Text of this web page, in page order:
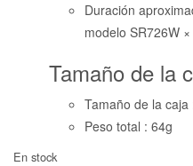
Duración
modelo SR726W ×
Tamaño de la
Tamaño de la
Peso total : 64g
En stock